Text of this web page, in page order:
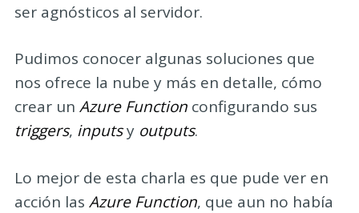
ser agnósticos al servidor.
Pudimos conocer algunas soluciones que
nos ofrece la nube y más en detalle, cómo
crear un Azure Functionconfigurando sus
triggers, inputsy outputs.
Lo mejor de esta charla es que pude ver en
acción las Azure Function, que aun no había